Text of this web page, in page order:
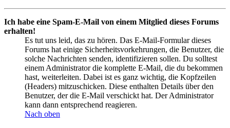
Ich habe eine Spam-E-Mail von einem Mitglied dieses Forums
erhalten!
Es tut uns leid, das zu hören. Das E-Mail-Formular dieses
Forums hat einige Sicherheitsvorkehrungen, die Benutzer, die
solche Nachrichten senden, identifizieren sollen. Du solltest
einem Administrator die komplette E-Mail, die du bekommen
hast, weiterleiten. Dabei ist es ganz wichtig, die Kopfzeilen
(Headers) mitzuschicken. Diese enthalten Details über den
Benutzer, der die E-Mail verschickt hat. Der Administrator
kann dann entsprechend reagieren.
Nach oben